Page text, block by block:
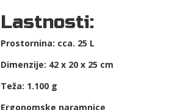
Lastnosti:
Prostornina: cca. 25 L
Dimenzije: 42 x 20 x 25 cm
Teža: 1.100 g
Ergonomske naramnice